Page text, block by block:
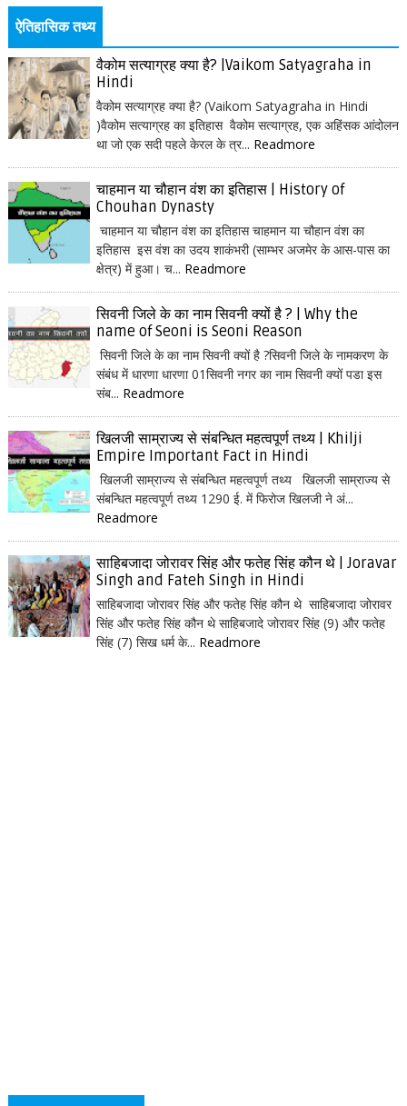
ऐतिहासिक तथ्य
वैकोम सत्याग्रह क्या है? |Vaikom Satyagraha in
Hindi
वैकोम सत्याग्रह क्या है? (Vaikom Satyagraha in Hindi
)वैकोम सत्याग्रह का इतिहास वैकोम सत्याग्रह, एक अहिंसक आंदोलन
था जो एक सदी पहले केरल के त्र... Readmore
चाहमान या चौहान वंश का इतिहास | History of
Chouhan Dynasty
चाहमान या चौहान वंश का इतिहास चाहमान या चौहान वंश का
इतिहास इस वंश का उदय शाकंभरी (साम्भर अजमेर के आस-पास का
क्षेत्र) में हुआ। च... Readmore
सिवनी जिले के का नाम सिवनी क्यों है ? | Why the
name of Seoni is Seoni Reason
सिवनी जिले के का नाम सिवनी क्यों है ?सिवनी जिले के नामकरण के
संबंध में धारणा धारणा 01सिवनी नगर का नाम सिवनी क्यों पडा इस
संब... Readmore
खिलजी साम्राज्य से संबन्धित महत्वपूर्ण तथ्य | Khilji
Empire Important Fact in Hindi
खिलजी साम्राज्य से संबन्धित महत्वपूर्ण तथ्य खिलजी साम्राज्य से
संबन्धित महत्वपूर्ण तथ्य 1290 ई. में फिरोज खिलजी ने अं...
Readmore
साहिबजादा जोरावर सिंह और फतेह सिंह कौन थे | Joravar
Singh and Fateh Singh in Hindi
साहिबजादा जोरावर सिंह और फतेह सिंह कौन थे साहिबजादा जोरावर
सिंह और फतेह सिंह कौन थे साहिबजादे जोरावर सिंह (9) और फतेह
सिंह (7) सिख धर्म के... Readmore